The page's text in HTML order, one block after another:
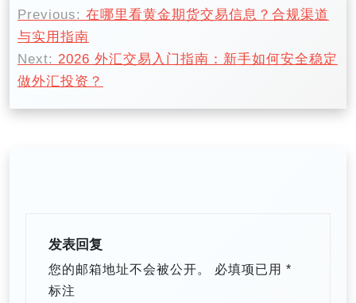
章
导
航
Previous: 在哪里看黄金期货交易信息？合规渠道
与实用指南
Next: 2026 外汇交易入门指南：新手如何安全稳定
做外汇投资？
发表回复
您的邮箱地址不会被公开。 必填项已用 *
标注